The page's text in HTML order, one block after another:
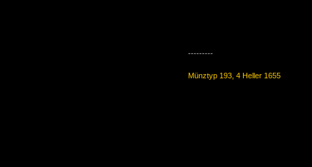
---------
Münztyp 193, 4 Heller 1655